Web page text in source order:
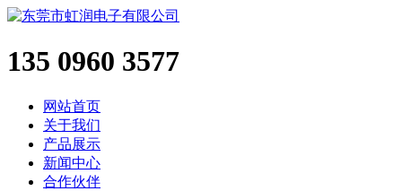
135 0960 3577
网站首页
关于我们
产品展示
新闻中心
合作伙伴